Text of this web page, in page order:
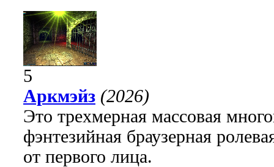
5
Аркмэйз (2026)
Это трехмерная массовая
фэнтезийная браузерная
от первого лица.